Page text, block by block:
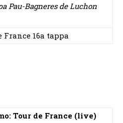
Pau-Bagneres de Luchon
France 16a tappa
Tour de France (live)